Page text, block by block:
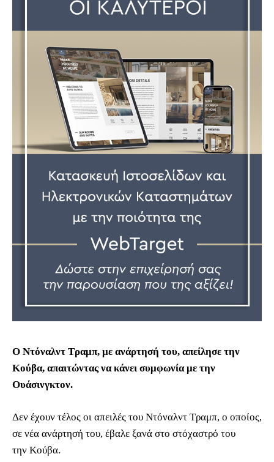
Ο Ντόναλντ Τραμπ, με ανάρτησή του, απείλησε την
Κούβα, απαιτώντας να κάνει συμφωνία με την
Ουάσινγκτον.
Δεν έχουν τέλος οι απειλές του Ντόναλντ Τραμπ, ο οποίος,
σε νέα ανάρτησή του, έβαλε ξανά στο στόχαστρό του
την Κούβα.